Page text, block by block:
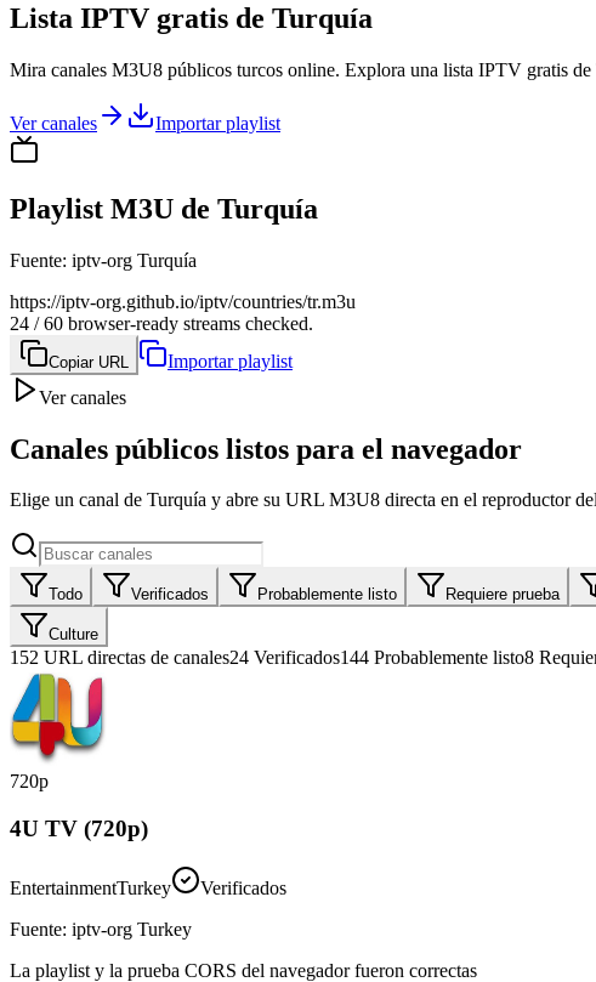
Lista IPTV gratis de Turquía
Mira canales M3U8 públicos turcos online. Explora una lista IPTV gratis
Ver canales Importar playlist
Playlist M3U de Turquía
Fuente: iptv-org Turquía
https://iptv-org.github.io/iptv/countries/tr.m3u
24 / 60 browser-ready streams checked.
Copiar URL
Importar playlist
Ver canales
Canales públicos listos para el navegador
Elige un canal de Turquía y abre su URL M3U8 directa en el reproductor
Todo Verificados Probablemente listo Requiere prueba
Culture
152 URL directas de canales24 Verificados144 Probablemente listo8
720p
4U TV (720p)
EntertainmentTurkey
Verificados
Fuente: iptv-org Turkey
La playlist y la prueba CORS del navegador fueron correctas